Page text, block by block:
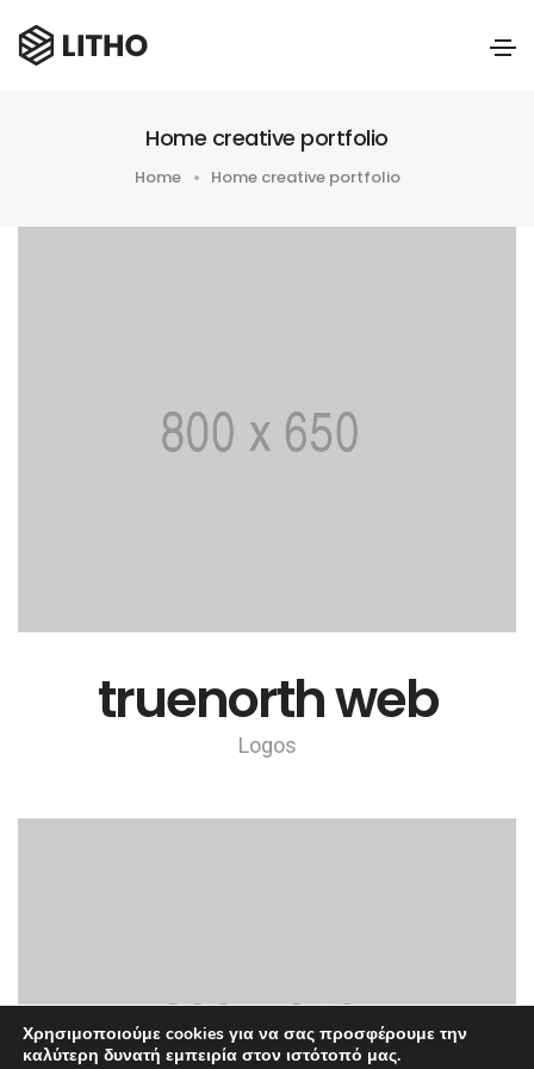
Home creative portfolio
Home Home creative portfolio
truenorth web
Logos
Χρησιμοποιούμε cookies για να σας προσφέρουμε την
καλύτερη δυνατή εμπειρία στον ιστότοπό μας.